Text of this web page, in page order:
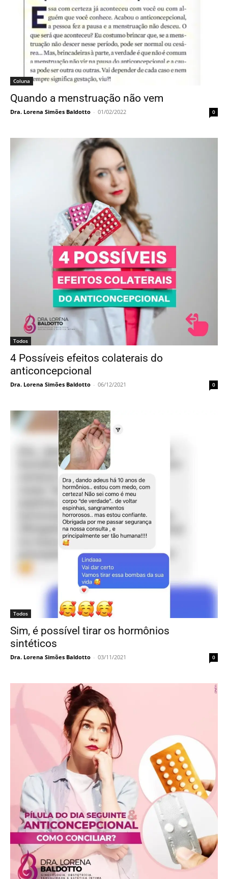
Coluna
Quando a menstruação não vem
Dra. Lorena Simões Baldotto - 01/02/2022 0
Todos
4 Possíveis efeitos colaterais do
anticoncepcional
Dra. Lorena Simões Baldotto - 06/12/2021 0
Todos
Sim, é possível tirar os hormônios
sintéticos
Dra. Lorena Simões Baldotto - 03/11/2021 0